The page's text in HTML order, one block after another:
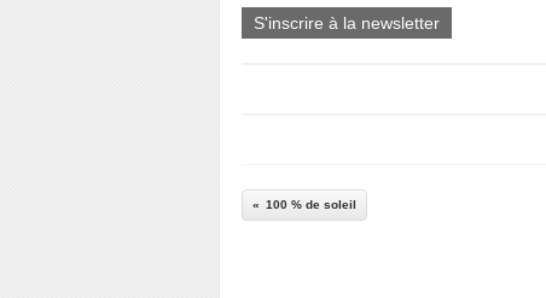
S'inscrire à la newsletter
100 % de soleil